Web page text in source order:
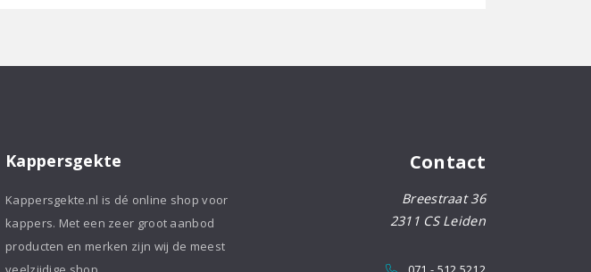
Kappersgekte
Kappersgekte.nl is dé online shop voor
kappers. Met een zeer groot aanbod
producten en merken zijn wij de meest
Contact
Breestraat 36
2311 CS Leiden